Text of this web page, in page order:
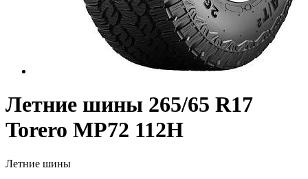
Летние шины 265/65 R17
Torero MP72 112H
Летние шины